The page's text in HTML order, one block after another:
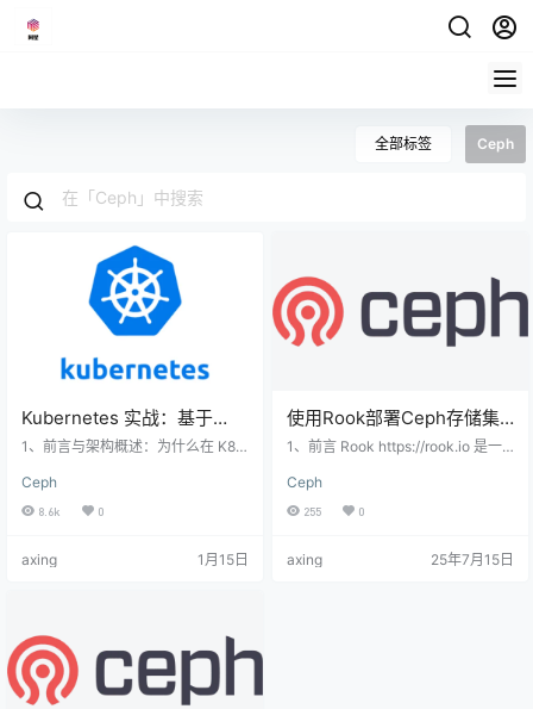
全部标签 Ceph
Kubernetes 实战：基于
Rook 部署高可用 Ceph 集群
1、前言与架构概述：为什么在 K8s
环境中，存储一直是架构设计的核
心环节。Rook 作为一款云原生的自
Rook 的核心定位在于它本身不提供
etes 服务，从…
Ceph
8.6k 0
axing 1月15日
使用Rook部署Ceph存储集
群
1、前言 Rook https://rook.io 是一
可以为Kubernetes提供便利的存储
解决方案。 Rook本身并不提供存
部署与维护工作。 目前，Rook支持
Ceph
255 0
axing 25年7月15日